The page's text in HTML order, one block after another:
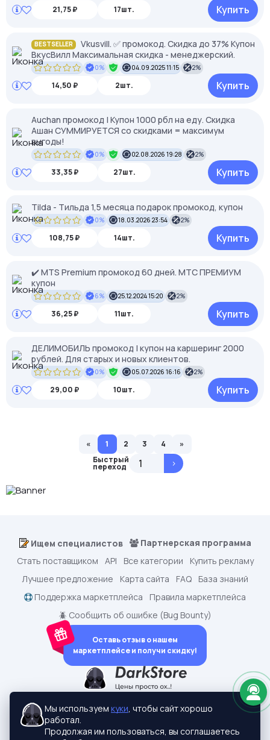
21,75 ₽ 17шт. Купить
BESTSELLER
Vkusvill. ✅ промокод. Скидка до 37% Купон
ВкусВилл Максимальная скидка - менеджерский.
0% 04.09.2025 11:15 2%
14,50 ₽ 2шт. Купить
Auchan промокод | Купон 1000 рбл на еду. Скидка
Ашан СУММИРУЕТСЯ со скидками = максимум
выгоды!
0% 02.08.2026 19:28 2%
33,35 ₽ 27шт. Купить
Tilda - Тильда 1,5 месяца подарок промокод, купон
0% 18.03.2026 23:54 2%
108,75 ₽ 14шт. Купить
✔️ MTS Premium промокод 60 дней. МТС ПРЕМИУМ
купон
6% 25.12.2024 15:20 2%
36,25 ₽ 11шт. Купить
ДЕЛИМОБИЛЬ промокод | купон на каршеринг 2000
рублей. Для старых и новых клиентов.
0% 05.07.2026 16:16 2%
29,00 ₽ 10шт. Купить
« 1 2 3 4
»
Быстрый
переход >
dark.shopping - Маркетплейс аккаунтов
2015-2026 © dark.shopping
Актуальные адреса:
Ищем специалистов
Партнерская программа
Стать поставщиком
API Все категории
Купить рекламу
Лучшее предложение
Карта сайта FAQ
База знаний
Поддержка маркетплейса
Правила маркетплейса
🪲 Сообщить об ошибке (Bug Bounty)
Оставь отзыв о нашем
маркетплейсе и получи скидку!
Мы используем куки, чтобы сайт хорошо
работал.
Продолжая им пользоваться, вы соглашаетесь